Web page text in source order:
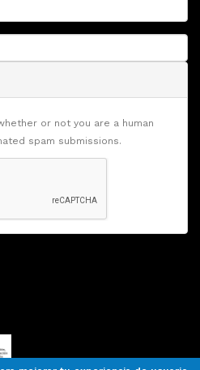
or not you are a human
spam submissions.